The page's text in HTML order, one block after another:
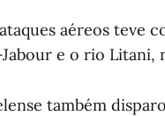
aéreos teve
e o rio Litani,
também